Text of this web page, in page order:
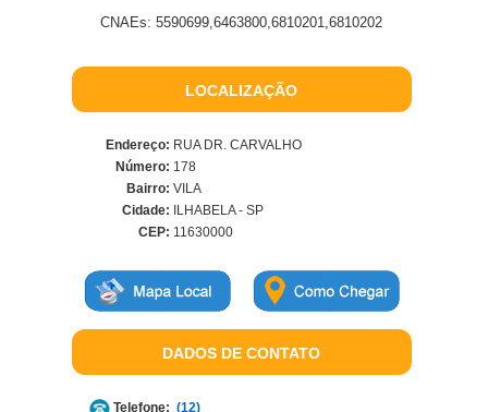
CNAEs: 5590699,6463800,6810201,6810202
LOCALIZAÇÃO
Endereço: RUA DR. CARVALHO
Número: 178
Bairro: VILA
Cidade:
ILHABELA - SP
CEP: 11630000
DADOS DE CONTATO
Telefone: (12)